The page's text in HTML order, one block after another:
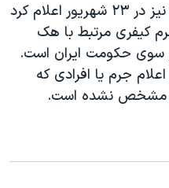
وزارت دادگستری ایالات متحده نیز در ۲۳ شهریور اعلام کرد
کیفری مرتبط با هک
سوی حکومت ایران است.
جرم یا افرادی که
مشخص نشده است.